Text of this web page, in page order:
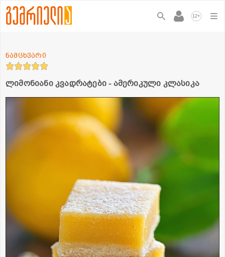
12+
ლიმონიანი კვადრატები - ამერიკული კლასიკა
ნამცხვარი